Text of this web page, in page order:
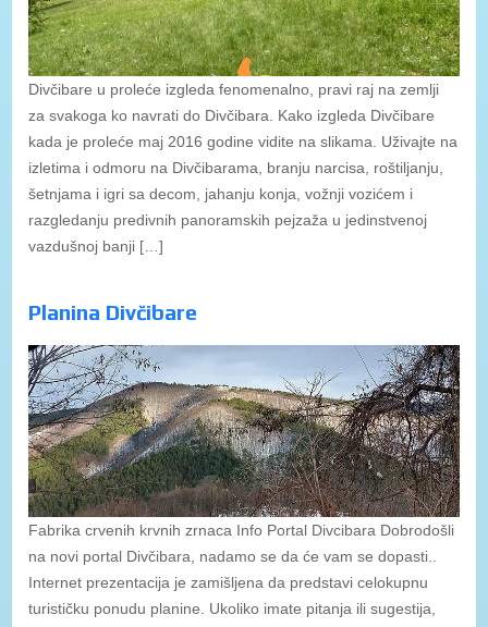
Divčibare u proleće izgleda fenomenalno, pravi raj na zemlji
za svakoga ko navrati do Divčibara. Kako izgleda Divčibare
kada je proleće maj 2016 godine vidite na slikama. Uživajte na
izletima i odmoru na Divčibarama, branju narcisa, roštiljanju,
šetnjama i igri sa decom, jahanju konja, vožnji vozićem i
razgledanju predivnih panoramskih pejzaža u jedinstvenoj
vazdušnoj banji […]
Planina Divčibare
Fabrika crvenih krvnih zrnaca Info Portal Divcibara Dobrodošli
na novi portal Divčibara, nadamo se da će vam se dopasti..
Internet prezentacija je zamišljena da predstavi celokupnu
turističku ponudu planine. Ukoliko imate pitanja ili sugestija,